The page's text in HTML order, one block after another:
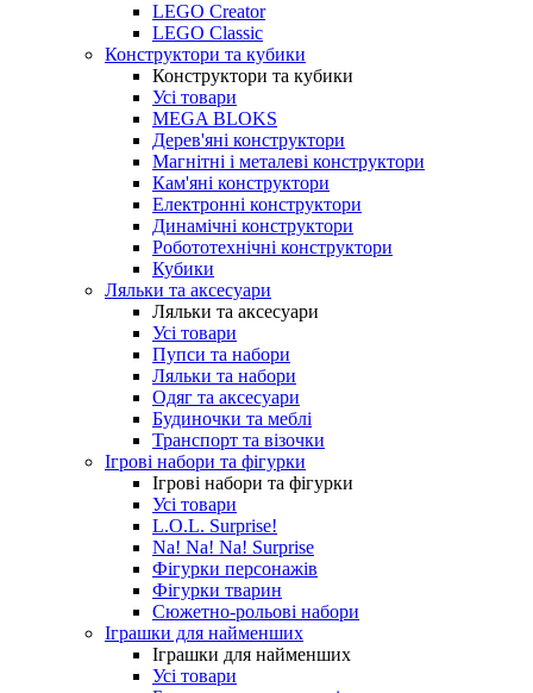
LEGO Creator
LEGO Classic
Конструктори та кубики
Конструктори та кубики
Усі товари
MEGA BLOKS
Дерев'яні конструктори
Магнітні і металеві конструктори
Кам'яні конструктори
Електронні конструктори
Динамічні конструктори
Робототехнічні конструктори
Кубики
Ляльки та аксесуари
Ляльки та аксесуари
Усі товари
Пупси та набори
Ляльки та набори
Одяг та аксесуари
Будиночки та меблі
Транспорт та візочки
Ігрові набори та фігурки
Ігрові набори та фігурки
Усі товари
L.O.L. Surprise!
Na! Na! Na! Surprise
Фігурки персонажів
Фігурки тварин
Сюжетно-рольові набори
Іграшки для найменших
Іграшки для найменших
Усі товари